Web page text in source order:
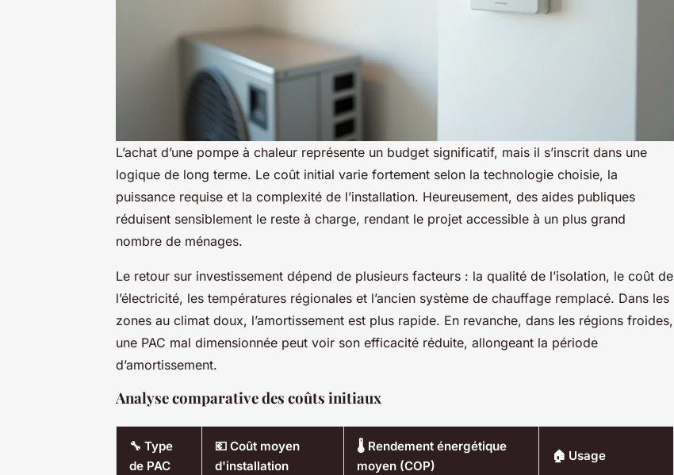
L’achat d’une pompe à chaleur représente un budget significatif, mais il s’inscrit dans une
logique de long terme. Le coût initial varie fortement selon la technologie choisie, la
puissance requise et la complexité de l’installation. Heureusement, des aides publiques
réduisent sensiblement le reste à charge, rendant le projet accessible à un plus grand
nombre de ménages.
Le retour sur investissement dépend de plusieurs facteurs : la qualité de l’isolation, le coût de
l’électricité, les températures régionales et l’ancien système de chauffage remplacé. Dans les
zones au climat doux, l’amortissement est plus rapide. En revanche, dans les régions froides,
une PAC mal dimensionnée peut voir son efficacité réduite, allongeant la période
d’amortissement.
Analyse comparative des coûts initiaux
🔧 Type
de PAC
💶 Coût moyen
d'installation
🌡️ Rendement énergétique
moyen (COP)
🏠 Usage